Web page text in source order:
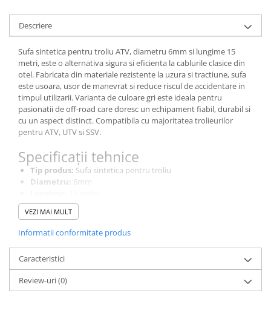
Descriere
Sufa sintetica pentru troliu ATV, diametru 6mm si lungime 15
metri, este o alternativa sigura si eficienta la cablurile clasice din
otel. Fabricata din materiale rezistente la uzura si tractiune, sufa
este usoara, usor de manevrat si reduce riscul de accidentare in
timpul utilizarii. Varianta de culoare gri este ideala pentru
pasionatii de off-road care doresc un echipament fiabil, durabil si
cu un aspect distinct. Compatibila cu majoritatea trolieurilor
pentru ATV, UTV si SSV.
Specificații tehnice
Tip produs: Sufa sintetica pentru troliu
Diametru: 6mm
Culoare:Gri
Material:Fibra sintetica de inalta rezistenta (tip Dyneema
sau similar)
Capacitate tractiune:Pana la ~3.000 kg (in functie de
material si troliu)
Compatibilitate:
tambur compatibil
Beneficii:
VEZI MAI MULT
Informatii conformitate produs
Caracteristici
Review-uri(0)